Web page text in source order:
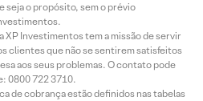
seja o propósito, sem o prévio
XP Investimentos tem a missão de servir
clientes que não se sentirem satisfeitos
aos seus problemas. O contato pode
0800 722 3710.
de cobrança estão definidos nas tabelas